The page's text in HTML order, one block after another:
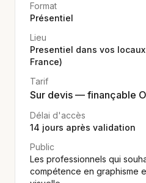
Format
Présentiel
Lieu
Presentiel dans vos
France)
Tarif
Sur devis — finançable
Délai d'accès
14 jours après validation
Public
Les professionnels qui
compétence en graphisme